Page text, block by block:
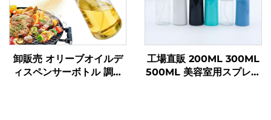
卸販売 オリーブオイルデ
ィスペンサーボトル 調理
工場直販 200ML 300ML
500ML 美容室用スプレー